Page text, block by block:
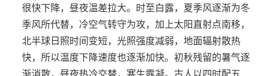
很快下降，昼夜温差拉大。时至白露，夏季风逐渐为冬
季风所代替，冷空气转守为攻，加上太阳直射点南移，
北半球日照时间变短，光照强度减弱，地面辐射散热
快，所以温度下降速度也逐渐加快。初秋残留的暑气逐